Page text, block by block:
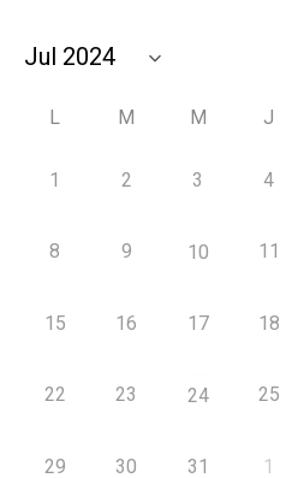
L M M J
1 2 3 4
8 9 10 11
15 16 17 18
22 23 24 25
29 30 31 1